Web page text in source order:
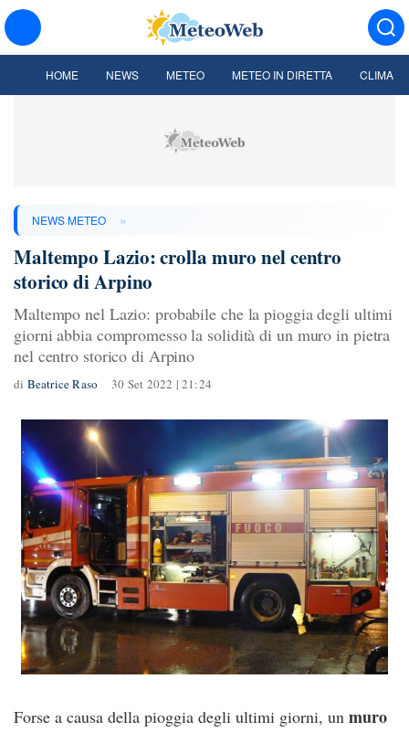
HOME NEWS METEO METEO IN DIRETTA CLIMA
NEWS METEO »
Maltempo Lazio: crolla muro nel centro
storico di Arpino
Maltempo nel Lazio: probabile che la pioggia degli ultimi
giorni abbia compromesso la solidità di un muro in pietra
nel centro storico di Arpino
di Beatrice Raso 30 Set 2022 | 21:24
Forse a causa della pioggia degli ultimi giorni, un muro